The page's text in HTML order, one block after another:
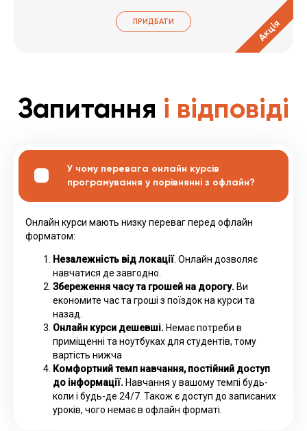
ПРИДБАТИ Акція
Запитання і відповіді
У чому перевага онлайн курсів
програмування у порівнянні з офлайн?
Онлайн курси мають низку переваг перед офлайн
форматом:
Незалежність від локації. Онлайн дозволяє
навчатися де завгодно.
Збереження часу та грошей на дорогу. Ви
економите час та гроші з поїздок на курси та
назад.
Онлайн курси дешевші. Немає потреби в
приміщенні та ноутбуках для студентів, тому
вартість нижча
Комфортний темп навчання, постійний доступ
до інформації. Навчання у вашому темпі будь-
коли і будь-де 24/7. Також є доступ до записаних
уроків, чого немає в офлайн форматі.